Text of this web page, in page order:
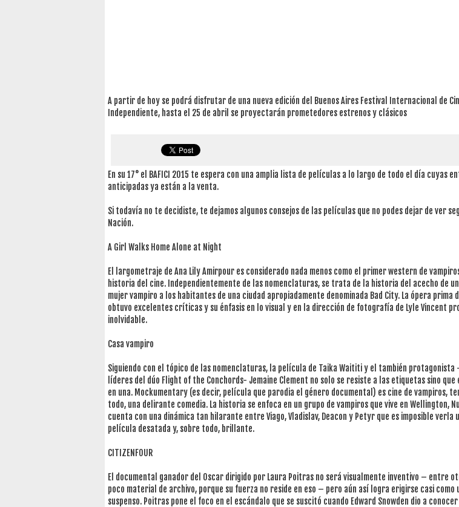
A partir de hoy se podrá disfrutar de una nueva edición del Buenos Aires Festival Internacional de
Independiente, hasta el 25 de abril se proyectarán prometedores estrenos y clásicos
En su 17° el BAFICI 2015 te espera con una amplia lista de películas a lo largo de todo el día cuyas
anticipadas ya están a la venta.
Si todavía no te decidiste, te dejamos algunos consejos de las películas que no podes dejar de ver
Nación.
A Girl Walks Home Alone at Night
El largometraje de Ana Lily Amirpour es considerado nada menos como el primer western de
historia del cine. Independientemente de las nomenclaturas, se trata de la historia del acecho de
mujer vampiro a los habitantes de una ciudad apropiadamente denominada Bad City. La ópera prima
obtuvo excelentes críticas y su énfasis en lo visual y en la dirección de fotografía de Lyle Vincent
inolvidable.
Casa vampiro
Siguiendo con el tópico de las nomenclaturas, la película de Taika Waititi y el también protagonista
líderes del dúo Flight of the Conchords- Jemaine Clement no solo se resiste a las etiquetas sino que
en una. Mockumentary (es decir, película que parodia el género documental) es cine de vampiros,
todo, una delirante comedia. La historia se enfoca en un grupo de vampiros que vive en Wellington,
cuenta con una dinámica tan hilarante entre Viago, Vladislav, Deacon y Petyr que es imposible verla
película desatada y, sobre todo, brillante.
CITIZENFOUR
El documental ganador del Oscar dirigido por Laura Poitras no será visualmente inventivo – entre
poco material de archivo, porque su fuerza no reside en eso – pero aún así logra erigirse casi como
suspenso. Poitras pone el foco en el escándalo que se suscitó cuando Edward Snowden dio a